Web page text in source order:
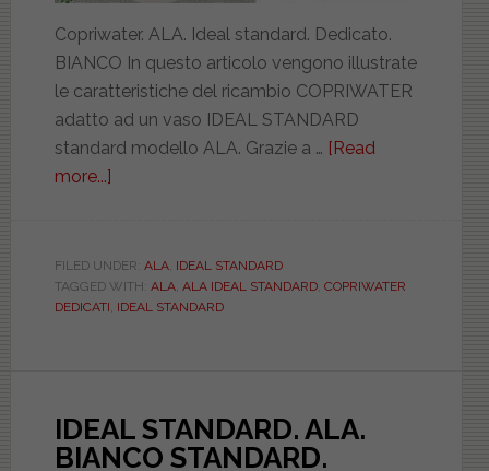
Copriwater. ALA. Ideal standard. Dedicato.
BIANCO In questo articolo vengono illustrate
le caratteristiche del ricambio COPRIWATER
adatto ad un vaso IDEAL STANDARD
standard modello ALA. Grazie a … [Read
more...]
ALA.
CCAPRSIS0100ALA0
FILED UNDER: ALA, IDEAL STANDARD
TAGGED WITH: ALA, ALA IDEAL STANDARD, COPRIWATER
DEDICATI, IDEAL STANDARD
IDEAL STANDARD. ALA.
BIANCO STANDARD.